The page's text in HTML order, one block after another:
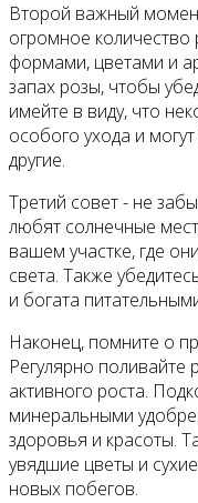
Второй важный
огромное
формами, цветами и
запах розы, чтобы
имейте в виду, что
особого ухода и
другие.
Третий совет - не
любят солнечные
вашем участке, где
света. Также
и богата
Наконец, помните о
Регулярно поливайте
активного роста.
минеральными
здоровья и красоты.
увядшие цветы и
новых побегов.